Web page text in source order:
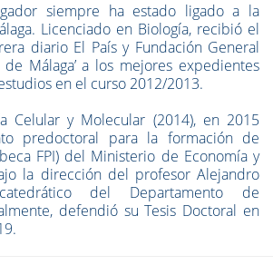
siempre ha estado ligado a la
Licenciado en Biología, recibió el
diario El País y Fundación General
Málaga’ a los mejores expedientes
en el curso 2012/2013.
Celular y Molecular (2014), en 2015
predoctoral para la formación de
FPI) del Ministerio de Economía y
la dirección del profesor Alejandro
del Departamento de
defendió su Tesis Doctoral en